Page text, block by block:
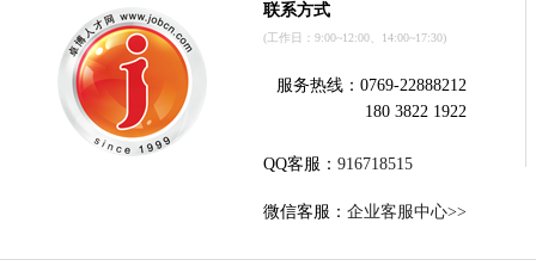
联系方式
(工作日：9:00~12:00、14:00~17:30)
服务热线：0769-22888212
180 3822 1922
QQ客服： 916718515
微信客服： 企业客服中心>>